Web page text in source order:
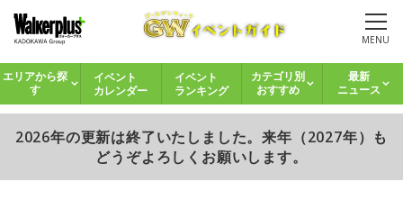
MENU
エリアから探
す
イベント
カレンダー
イベント
ランキング
カテゴリ別
おすすめ
最新
ニュース
2026年の更新は終了いたしました。来年（2027年）も
どうぞよろしくお願いします。